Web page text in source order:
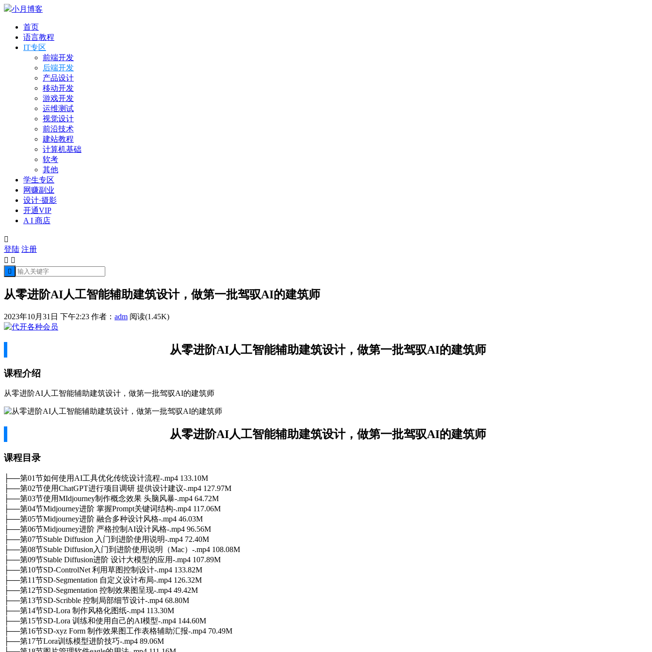
小月博客
首页
语言教程
IT专区
前端开发
后端开发
产品设计
移动开发
游戏开发
运维测试
视觉设计
前沿技术
建站教程
计算机基础
软考
其他
学生专区
网赚副业
设计·摄影
开通VIP
A I 商店

登陆 注册
 

从零进阶AI人工智能辅助建筑设计，做第一批驾驭AI的建筑师
2023年10月31日 下午2:23 作者： adm 阅读(1.45K)
从零进阶AI人工智能辅助建筑设计，做第一批驾驭AI的建筑师
课程介绍
从零进阶AI人工智能辅助建筑设计，做第一批驾驭AI的建筑师
从零进阶AI人工智能辅助建筑设计，做第一批驾驭AI的建筑师
课程目录
├──第01节如何使用AI工具优化传统设计流程-.mp4 133.10M
├──第02节使用ChatGPT进行项目调研 提供设计建议-.mp4 127.97M
├──第03节使用MIdjourney制作概念效果 头脑风暴-.mp4 64.72M
├──第04节Midjourney进阶 掌握Prompt关键词结构-.mp4 117.06M
├──第05节Midjourney进阶 融合多种设计风格-.mp4 46.03M
├──第06节Midjourney进阶 严格控制AI设计风格-.mp4 96.56M
├──第07节Stable Diffusion 入门到进阶使用说明-.mp4 72.40M
├──第08节Stable Diffusion入门到进阶使用说明（Mac）-.mp4 108.08M
├──第09节Stable Diffusion进阶 设计大模型的应用-.mp4 107.89M
├──第10节SD-ControlNet 利用草图控制设计-.mp4 133.82M
├──第11节SD-Segmentation 自定义设计布局-.mp4 126.32M
├──第12节SD-Segmentation 控制效果图呈现-.mp4 49.42M
├──第13节SD-Scribble 控制局部细节设计-.mp4 68.80M
├──第14节SD-Lora 制作风格化图纸-.mp4 113.30M
├──第15节SD-Lora 训练和使用自己的AI模型-.mp4 144.60M
├──第16节SD-xyz Form 制作效果图工作表格辅助汇报-.mp4 70.49M
├──第17节Lora训练模型进阶技巧-.mp4 89.06M